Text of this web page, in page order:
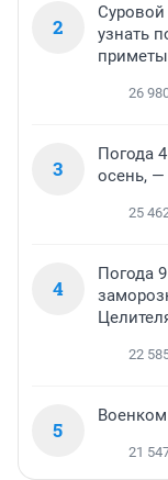
2
узнать
приметы
26
3
Погода
осень,
25
4
Погода
22
5
21